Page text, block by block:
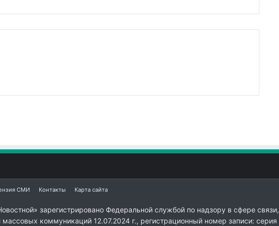
СМИ Контакты Карта сайта
зарегистрировано Федеральной службой по надзору в сфере связи,
массовых коммуникаций 12.07.2024 г., регистрационный номер записи: